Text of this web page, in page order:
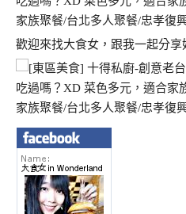
歡迎來找大食女，跟我一起分享